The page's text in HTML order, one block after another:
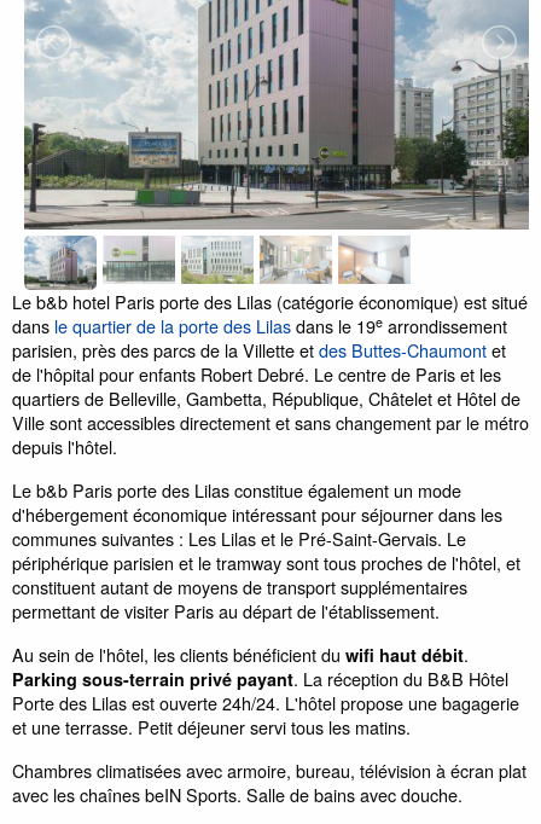
Le b&b hotel Paris porte des Lilas (catégorie économique) est situé
dans le quartier de la porte des Lilasdans le 19e arrondissement
parisien, près des parcs de la Villette etdes Buttes-Chaumontet
de l'hôpital pour enfants Robert Debré. Le centre de Paris et les
quartiers de Belleville, Gambetta, République, Châtelet et Hôtel de
Ville sont accessibles directement et sans changement par le métro
depuis l'hôtel.
Le b&b Paris porte des Lilas constitue également un mode
d'hébergement économique intéressant pour séjourner dans les
communes suivantes : Les Lilas et le Pré-Saint-Gervais. Le
périphérique parisien et le tramway sont tous proches de l'hôtel, et
constituent autant de moyens de transport supplémentaires
permettant de visiter Paris au départ de l'établissement.
Au sein de l'hôtel, les clients bénéficient du wifi haut débit.
Parking sous-terrain privé payant. La réception du B&B Hôtel
Porte des Lilas est ouverte 24h/24. L'hôtel propose une bagagerie
et une terrasse. Petit déjeuner servi tous les matins.
Chambres climatisées avec armoire, bureau, télévision à écran plat
avec les chaînes beIN Sports. Salle de bains avec douche.